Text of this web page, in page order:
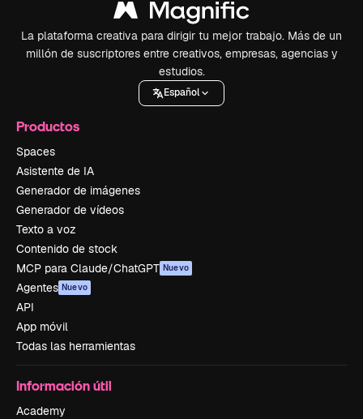
La plataforma creativa para dirigir tu mejor trabajo. Más de un
millón de suscriptores entre creativos, empresas, agencias y
estudios.
Español
Productos
Spaces
Asistente de IA
Generador de imágenes
Generador de vídeos
Texto a voz
Contenido de stock
MCP para Claude/ChatGPT Nuevo
Agentes Nuevo
API
App móvil
Todas las herramientas
Información útil
Academy